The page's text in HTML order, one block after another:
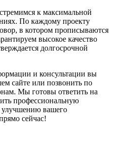
к максимальной
По каждому проекту
в котором прописываются
высокое качество
долгосрочной
и консультации вы
сайте или позвонить по
Мы готовы ответить на
профессиональную
улучшению вашего
сейчас!